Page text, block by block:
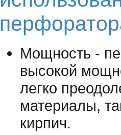
Мощность -
высокой
легко
материалы,
кирпич.